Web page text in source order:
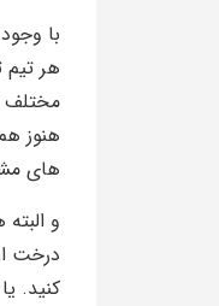
هنوز
های
و
کنید.